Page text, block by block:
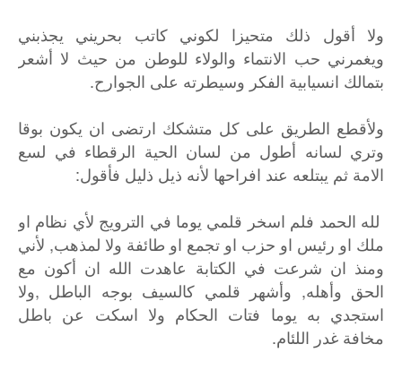
ولا أقول ذلك متحيزا لكوني كاتب بحريني يجذبني
ويغمرني حب الانتماء والولاء للوطن من حيث لا أشعر
بتمالك انسيابية الفكر وسيطرته على الجوارح.
ولأقطع الطريق على كل متشكك ارتضى ان يكون بوقا
وتري لسانه أطول من لسان الحية الرقطاء في لسع
الامة ثم يبتلعه عند افراحها لأنه ذيل ذليل فأقول:
لله الحمد فلم اسخر قلمي يوما في الترويج لأي نظام او
ملك او رئيس او حزب او تجمع او طائفة ولا لمذهب, لأني
ومنذ ان شرعت في الكتابة عاهدت الله ان أكون مع
الحق وأهله, وأشهر قلمي كالسيف بوجه الباطل ,ولا
استجدي به يوما فتات الحكام ولا اسكت عن باطل
مخافة غدر اللئام.